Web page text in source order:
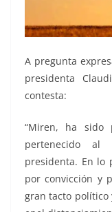
A pregunta
presidenta
contesta:
“Miren, ha
pertenecido
presidenta. En lo
por convicción y
gran tacto político